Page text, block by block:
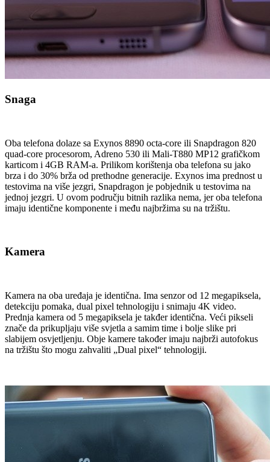
Snaga
Oba telefona dolaze sa Exynos 8890 octa-core ili Snapdragon 820
quad-core procesorom, Adreno 530 ili Mali-T880 MP12 grafičkom
karticom i 4GB RAM-a. Prilikom korištenja oba telefona su jako
brza i do 30% brža od prethodne generacije. Exynos ima prednost u
testovima na više jezgri, Snapdragon je pobjednik u testovima na
jednoj jezgri. U ovom području bitnih razlika nema, jer oba telefona
imaju identične komponente i među najbržima su na tržištu.
Kamera
Kamera na oba uređaja je identična. Ima senzor od 12 megapiksela,
detekciju pomaka, dual pixel tehnologiju i snimaju 4K video.
Prednja kamera od 5 megapiksela je takđer identična. Veći pikseli
znače da prikupljaju više svjetla a samim time i bolje slike pri
slabijem osvjetljenju. Obje kamere također imaju najbrži autofokus
na tržištu što mogu zahvaliti „Dual pixel“ tehnologiji.